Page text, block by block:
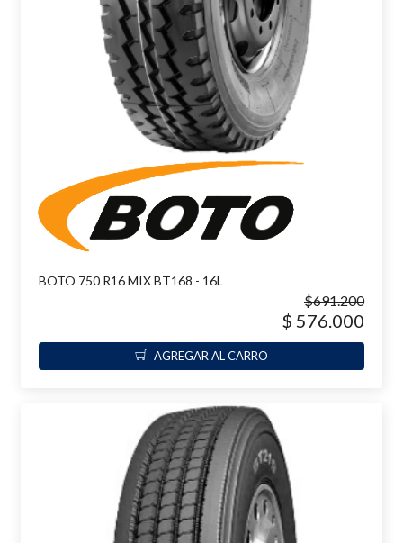
BOTO 750 R16 MIX BT168 - 16L
$691.200
$ 576.000
AGREGAR AL CARRO